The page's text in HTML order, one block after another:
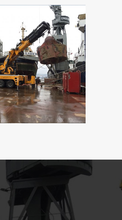
VINÇ KIRALAMA